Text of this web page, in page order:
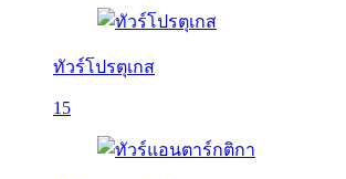
ทัวร์โปรตุเกส
15